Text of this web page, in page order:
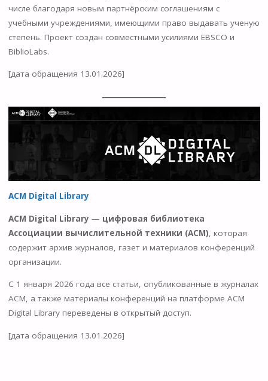
числе благодаря новым партнёрским соглашениям с
учебными учреждениями, имеющими право выдавать ученую
степень. Проект создан совместными усилиями EBSCO и
BiblioLabs.
[дата обращения 13.01.2026]
ACM Digital Library
ACM Digital Library — цифровая библиотека
Ассоциации вычислительной техники (ACM) , которая
содержит архив журналов, газет и материалов конференций
организации.
С 1 января 2026 года все статьи, опубликованные в журналах
ACM, а также материалы конференций на платформе ACM
Digital Library переведены в открытый доступ.
[дата обращения 13.01.2026]